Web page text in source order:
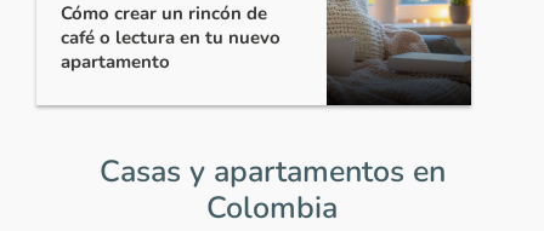
Cómo crear un rincón de
café o lectura en tu nuevo
apartamento
Casas y apartamentos en
Colombia